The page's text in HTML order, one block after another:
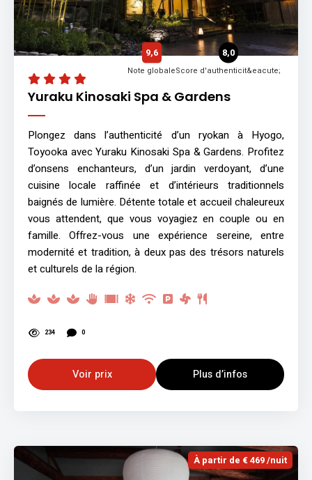
Yuraku Kinosaki Spa & Gardens
9,6
Note globale
8,0
Score d'authenticit&eacute;
Plongez dans l’authenticité d’un ryokan à Hyogo,
Toyooka avec Yuraku Kinosaki Spa & Gardens. Profitez
d’onsens enchanteurs, d’un jardin verdoyant, d’une
cuisine locale raffinée et d’intérieurs traditionnels
baignés de lumière. Détente totale et accueil chaleureux
vous attendent, que vous voyagiez en couple ou en
famille. Offrez-vous une expérience sereine, entre
modernité et tradition, à deux pas des trésors naturels
et culturels de la région.
234 0
Voir prix Plus d’infos
À partir de € 469 /nuit